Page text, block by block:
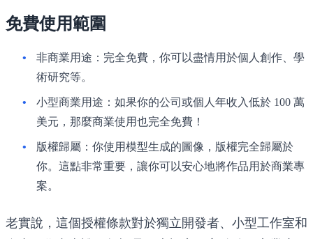
免費使用範圍
非商業用途 ：完全免費，你可以盡情用於個人創作、學
術研究等。
小型商業用途 ：如果你的公司或個人年收入低於 100 萬
美元 ，那麼商業使用也完全免費 ！
版權歸屬 ：你使用模型生成的圖像， 版權完全歸屬於
你。這點非常重要，讓你可以安心地將作品用於商業專
案。
老實說，這個授權條款對於獨立開發者、小型工作室和